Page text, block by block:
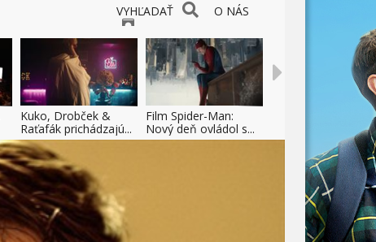
VYHĽADAŤ O NÁS
Kuko, Drobček &
Raťafák prichádzajú...
Film Spider-Man:
Nový deň ovládol s...